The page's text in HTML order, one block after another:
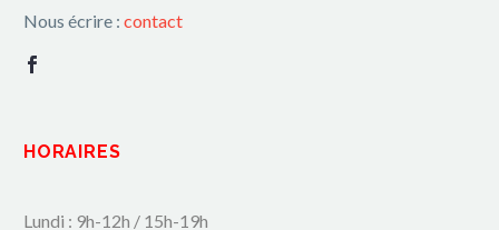
Nous écrire : contact
HORAIRES
Lundi : 9h-12h / 15h-19h